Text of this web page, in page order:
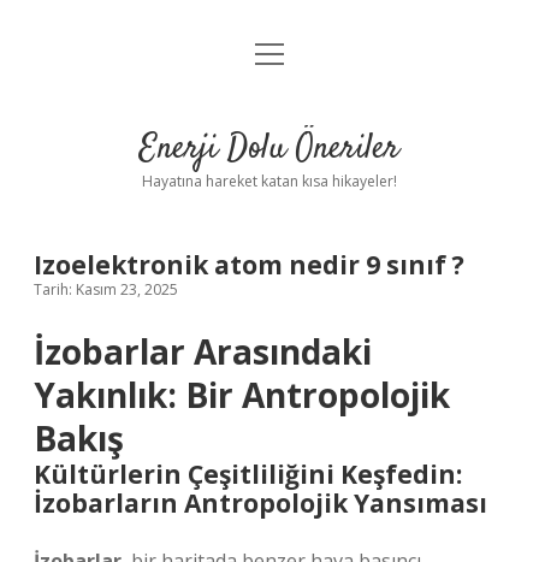
Anasayfa
Yasal Uyarı
menüyü
Enerji Dolu Öneriler
Hayatına hareket katan kısa hikayeler!
Izoelektronik atom nedir 9 sınıf ?
Tarih: Kasım 23, 2025
İzobarlar Arasındaki
Yakınlık: Bir Antropolojik
Bakış
Kültürlerin Çeşitliliğini Keşfedin:
İzobarların Antropolojik Yansıması